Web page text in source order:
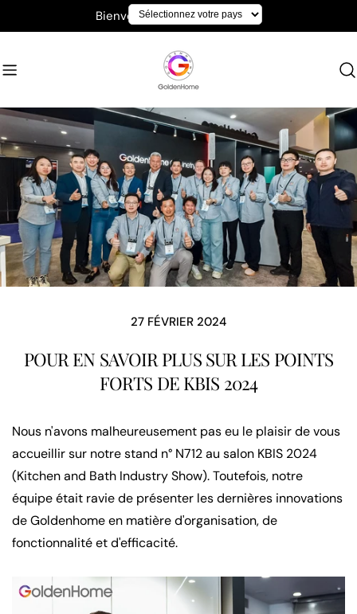
au
Bienvenue chez GoldenHome
27 FÉVRIER 2024
POUR EN SAVOIR PLUS SUR LES POINTS
FORTS DE KBIS 2024
Nous n'avons malheureusement pas eu le plaisir de vous
accueillir sur notre stand n° N712 au salon KBIS 2024
(Kitchen and Bath Industry Show). Toutefois, notre
équipe était ravie de présenter les dernières innovations
de Goldenhome en matière d'organisation, de
fonctionnalité et d'efficacité.